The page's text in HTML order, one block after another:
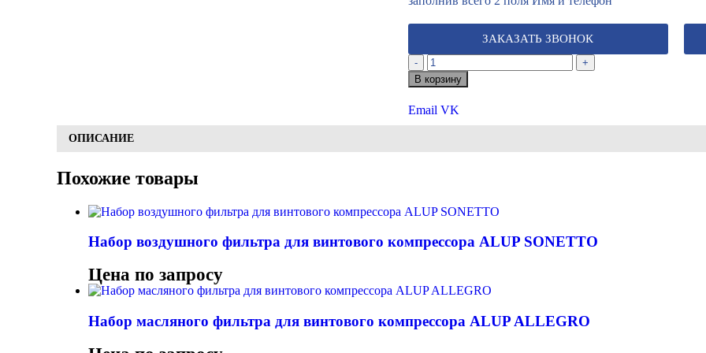
ЗАКАЗАТЬ ЗВОНОК
-
+
В корзину
Email VK
ОПИСАНИЕ
Похожие товары
Набор воздушного фильтра для винтового компрессора ALUP SONETTO
Цена по запросу
Набор масляного фильтра для винтового компрессора ALUP ALLEGRO